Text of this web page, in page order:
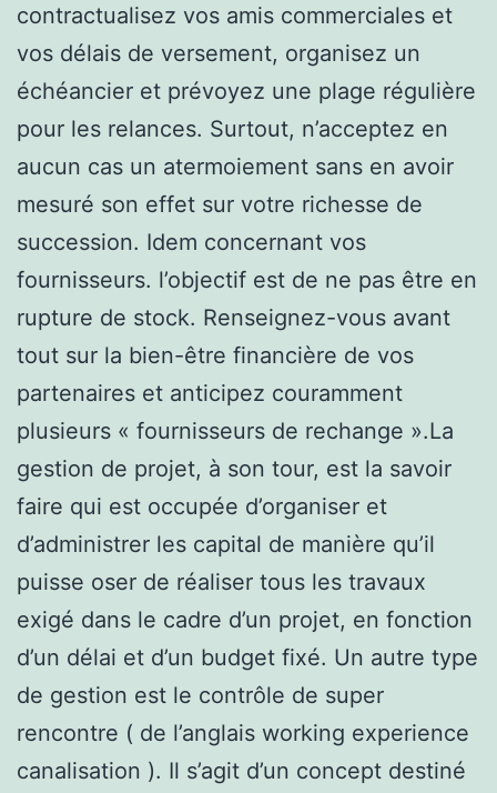
contractualisez vos amis commerciales et
vos délais de versement, organisez un
échéancier et prévoyez une plage régulière
pour les relances. Surtout, n’acceptez en
aucun cas un atermoiement sans en avoir
mesuré son effet sur votre richesse de
succession. Idem concernant vos
fournisseurs. l’objectif est de ne pas être en
rupture de stock. Renseignez-vous avant
tout sur la bien-être financière de vos
partenaires et anticipez couramment
plusieurs « fournisseurs de rechange ».La
gestion de projet, à son tour, est la savoir
faire qui est occupée d’organiser et
d’administrer les capital de manière qu’il
puisse oser de réaliser tous les travaux
exigé dans le cadre d’un projet, en fonction
d’un délai et d’un budget fixé. Un autre type
de gestion est le contrôle de super
rencontre ( de l’anglais working experience
canalisation ). Il s’agit d’un concept destiné